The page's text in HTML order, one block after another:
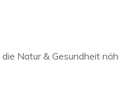
die Natur & Gesundheit